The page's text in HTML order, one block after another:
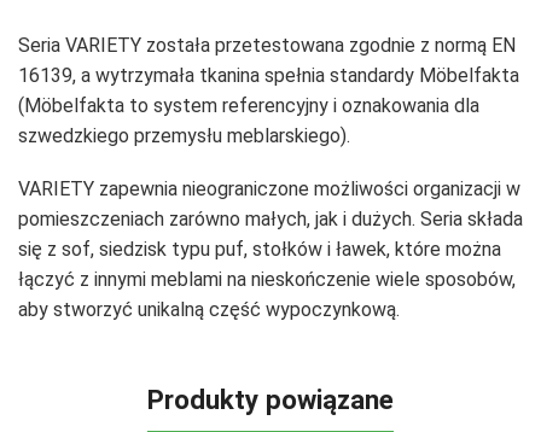
Seria VARIETY została przetestowana zgodnie z normą EN
16139, a wytrzymała tkanina spełnia standardy Möbelfakta
(Möbelfakta to system referencyjny i oznakowania dla
szwedzkiego przemysłu meblarskiego).
VARIETY zapewnia nieograniczone możliwości organizacji w
pomieszczeniach zarówno małych, jak i dużych. Seria składa
się z sof, siedzisk typu puf, stołków i ławek, które można
łączyć z innymi meblami na nieskończenie wiele sposobów,
aby stworzyć unikalną część wypoczynkową.
Produkty powiązane